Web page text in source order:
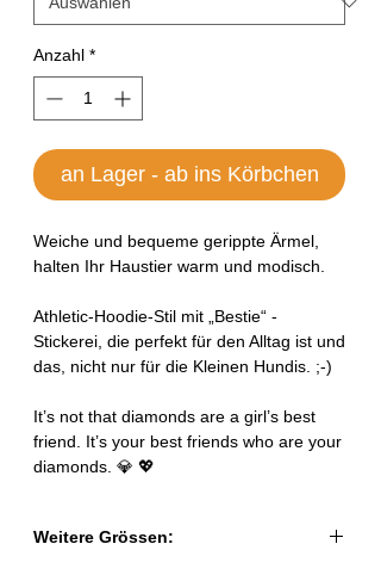
Anzahl *
an Lager - ab ins Körbchen
Weiche und bequeme gerippte Ärmel,
halten Ihr Haustier warm und modisch.
Athletic-Hoodie-Stil mit „Bestie“ -
Stickerei, die perfekt für den Alltag ist und
das, nicht nur für die Kleinen Hundis. ;-)
It’s not that diamonds are a girl’s best
friend. It’s your best friends who are your
diamonds. 💎 💖
Weitere Grössen: